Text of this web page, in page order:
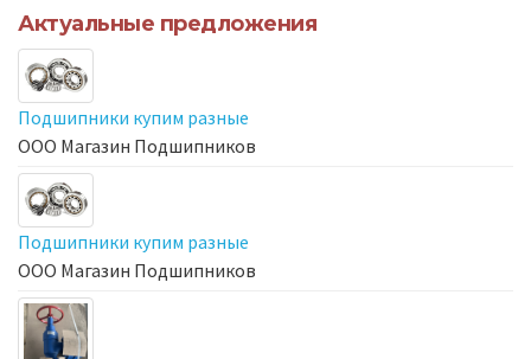
Актуальные предложения
Подшипники купим разные
ООО Магазин Подшипников
Подшипники купим разные
ООО Магазин Подшипников